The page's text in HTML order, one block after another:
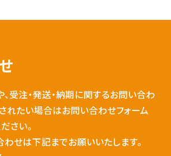
受注・発送・納期に関するお問い合わ
れたい場合はお問い合わせフォーム
さい。
せは下記までお願いいたします。